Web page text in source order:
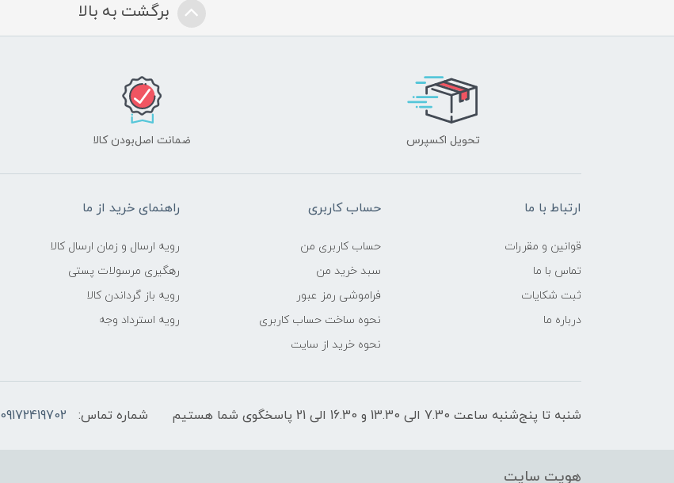
برگشت به بالا
تحویل اکسپرس ضمانت اصل‌بودن کالا
ارتباط با ما
قوانین و مقررات
تماس با ما
ثبت شکایات
درباره ما
حساب کاربری
حساب کاربری من
سبد خرید من
فراموشی رمز عبور
نحوه ساخت حساب کاربری
نحوه خرید از سایت
راهنمای خرید از ما
رویه ارسال و زمان ارسال کالا
رهگیری مرسولات پستی
رویه باز گرداندن کالا
رویه استرداد وجه
شنبه تا پنج‌شنبه ساعت 7.30 الی 13.30 و 16.30 الی 21 پاسخگوی شما هستیم شماره تماس: 09172419702
هویت سایت